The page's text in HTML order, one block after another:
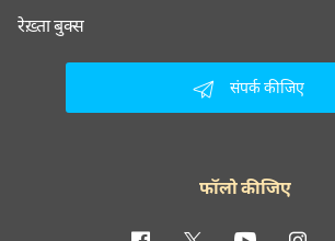
रेख़्ता बुक्स
संपर्क कीजिए
फॉलो कीजिए